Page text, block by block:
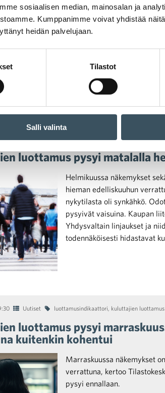
sosiaalisen median, mainosalan ja
Kumppanimme voivat yhdistää
heidän palvelujaan.
Tilastot
Salli valinta
Maaliskuussa näkemys
pysyen silti hyvin heikkona.
ennallaan ja vaisut, kertoo
taloudesta kirkastui
kuluttajien luottamus
luottamus pysyi matalalla
Helmikuussa näkemykset
hieman edelliskuuhun
nykytilasta oli synkähkö.
pysyivät vaisuina. Kaupan
Yhdysvaltain linjaukset ja
todennäköisesti hidastavat
Uutiset luottamusindikaattori, kuluttajien luottamus
luottamus pysyi
kuitenkin kohentui
Marraskuussa näkemykset
verrattuna, kertoo
pysyi ennallaan.